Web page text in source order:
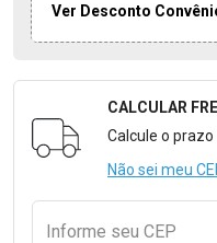
Ver Desconto
Formulário para
CALCULAR
Calcule o
Não sei meu
Informe seu CEP